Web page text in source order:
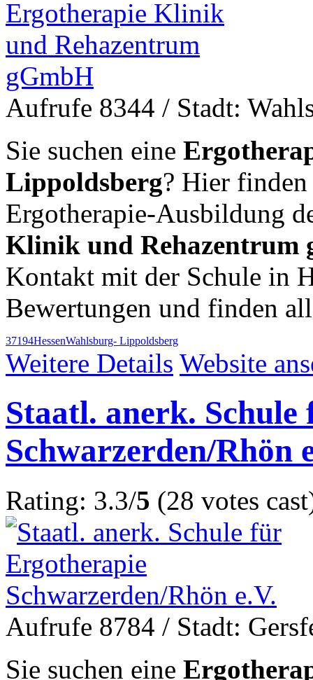
Aufrufe 8344 / Stadt:
Sie suchen eine
Lippoldsberg? Hier
Ergotherapie-Ausbildung
Klinik und Rehazentrum
Kontakt mit der Schule in
Bewertungen und finden
37194HessenWahlsburg- Lippoldsberg
Weitere Details Website
Staatl. anerk.
Schwarzerden/Rhön
Rating: 3.3/5 (28 votes
Aufrufe 8784 / Stadt:
Sie suchen eine